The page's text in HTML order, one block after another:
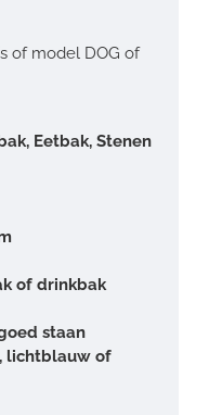
of model DOG of
Eetbak, Stenen
of drinkbak
staan
lichtblauw of